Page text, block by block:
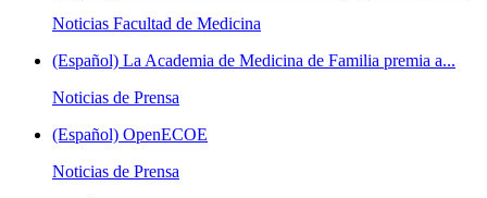
Noticias Facultad de Medicina
(Español) La Academia de Medicina de Familia premia a...
Noticias de Prensa
(Español) OpenECOE
Noticias de Prensa